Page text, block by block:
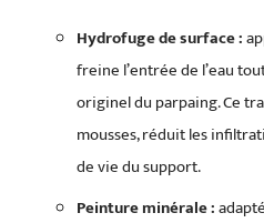
Hydrofuge de surface :
freine l’entrée de l’eau
originel du parpaing. Ce
mousses, réduit les
de vie du support.
Peinture minérale :